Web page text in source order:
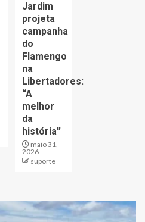
Jardim
projeta
campanha
do
Flamengo
na
Libertadores:
“A
melhor
da
história”
maio 31,
2026
suporte